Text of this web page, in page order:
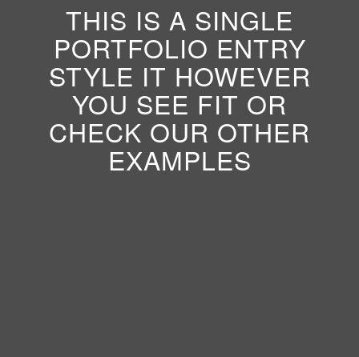
THIS IS A SINGLE
PORTFOLIO ENTRY
STYLE IT HOWEVER
YOU SEE FIT OR
CHECK OUR OTHER
EXAMPLES